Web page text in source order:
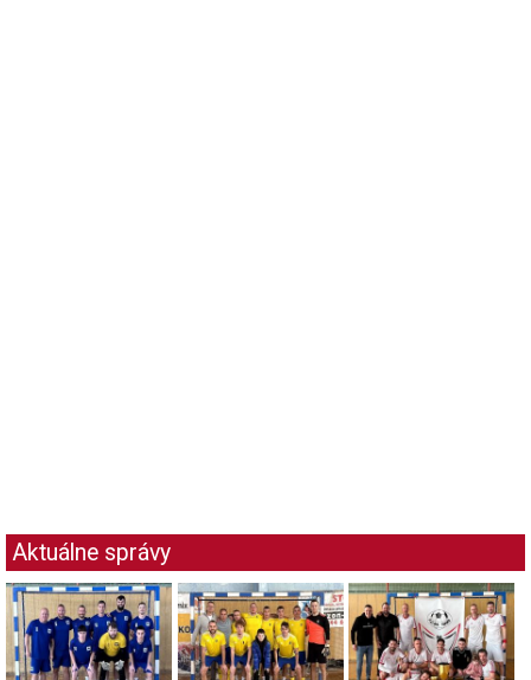
Aktuálne správy